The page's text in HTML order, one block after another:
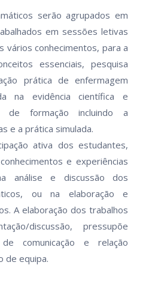
serão agrupados em
em sessões letivas
vários conhecimentos, para a
essenciais, pesquisa
prática de enfermagem
na evidência científica e
de formação incluindo a
e a prática simulada.
ativa dos estudantes,
e experiências
análise e discussão dos
ou na elaboração e
A elaboração dos trabalhos
discussão, pressupõe
comunicação e relação
de equipa.